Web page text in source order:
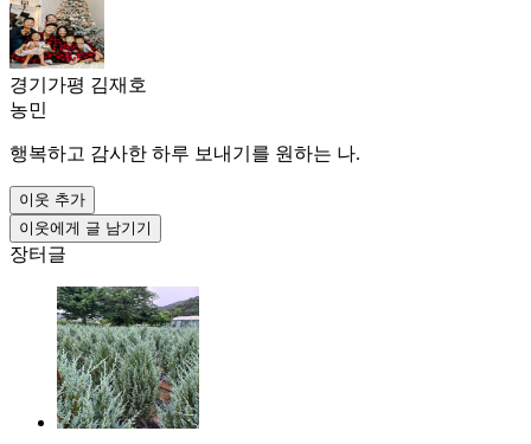
경기가평 김재호
농민
행복하고 감사한 하루 보내기를 원하는 나.
이웃 추가
이웃에게 글 남기기
장터글